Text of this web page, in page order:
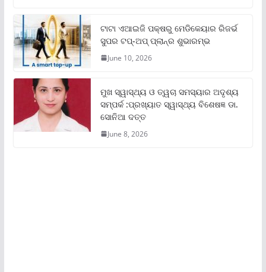
ଟାଟା ଏଆଇଜି ପକ୍ଷରୁ ମେଡିକେୟାର ରିଜର୍ଭ
ସୁପର ଟପ୍‌-ଅପ୍ ପ୍ଲାନ୍‌ର ଶୁଭାରମ୍ଭ
June 10, 2026
ମୁଖ ସ୍ୱାସ୍ଥ୍ୟ ଓ ତ୍ୱଚା ସମସ୍ୟାର ଅଦୃଶ୍ୟ
ସମ୍ପର୍କ :ପ୍ରଖ୍ୟାତ ସ୍ୱାସ୍ଥ୍ୟ ବିଶେଷଜ୍ଞ ଡା.
ସୋନିଆ ଦତ୍ତ
June 8, 2026